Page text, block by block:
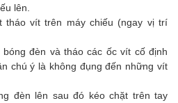
lên.
tháo vít trên máy chiếu (ngay vị trí
bóng đèn và tháo các ốc vít cố định
chú ý là không đụng đến những vít
đèn lên sau đó kéo chặt trên tay